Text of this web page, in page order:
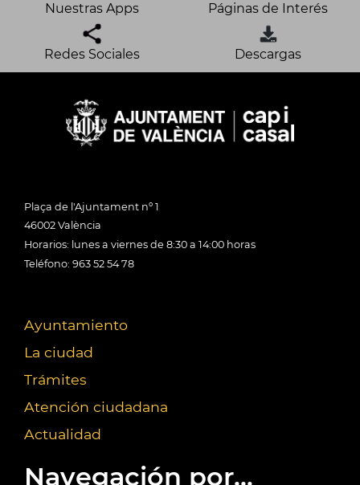
Nuestras Apps Páginas de Interés
Redes Sociales Descargas
Plaça de l'Ajuntament nº 1
46002 València
Horarios: lunes a viernes de 8:30 a 14:00 horas
Teléfono: 963 52 54 78
Ayuntamiento
La ciudad
Trámites
Atención ciudadana
Actualidad
Navegación por...